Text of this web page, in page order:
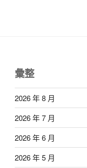
彙整
2026 年 8 月
2026 年 7 月
2026 年 6 月
2026 年 5 月